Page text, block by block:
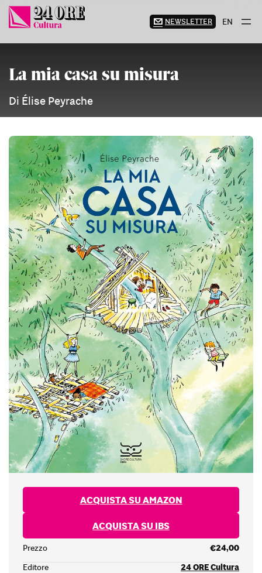
Vai
contenuto
NEWSLETTER EN
La mia casa su misura
Di Élise Peyrache
ACQUISTA SU AMAZON
ACQUISTA SU IBS
Prezzo
€24,00
Editore
24 ORE Cultura